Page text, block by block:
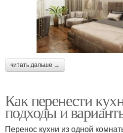
читать дальше →
Как перенести
подходы и
Перенос кухни из одной